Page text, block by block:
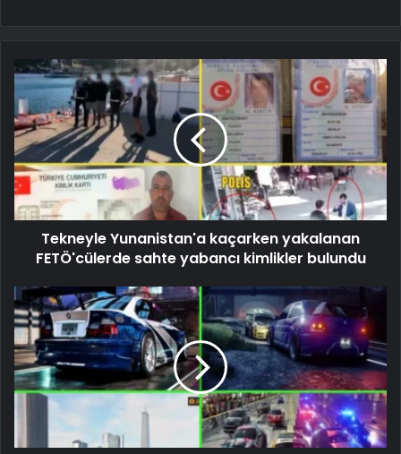
Tekneyle Yunanistan'a kaçarken yakalanan
FETÖ'cülerde sahte yabancı kimlikler bulundu